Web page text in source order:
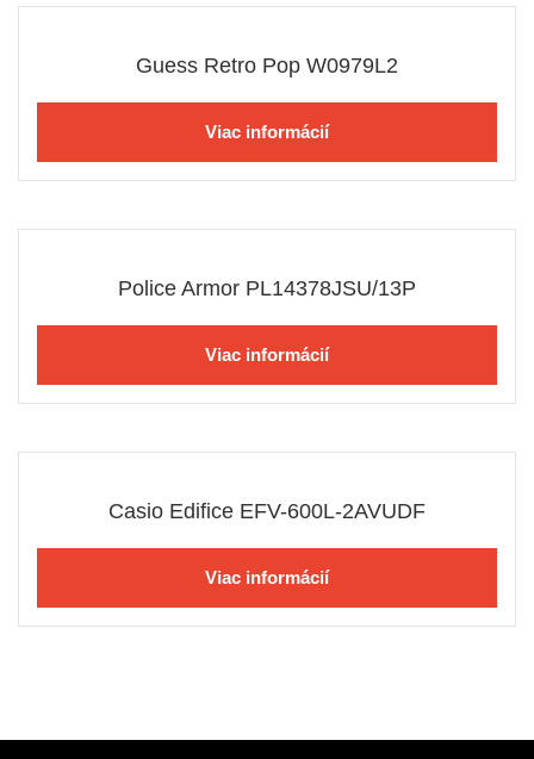
Guess Retro Pop W0979L2
Viac informácií
Police Armor PL14378JSU/13P
Viac informácií
Casio Edifice EFV-600L-2AVUDF
Viac informácií